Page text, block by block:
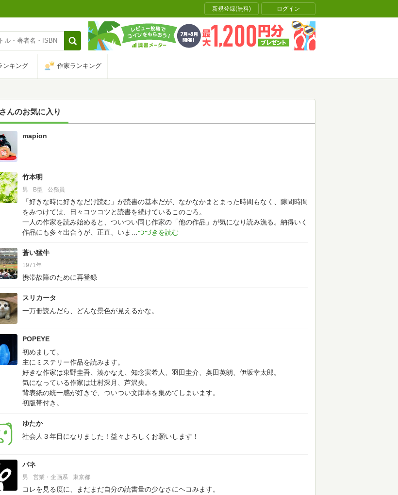
新規登録(無料) ログイン
ンキング 作家ランキング
さんのお気に入り
mapion
竹本明
男 B型 公務員
「好きな時に好きなだけ読む」が読書の基本だが、なかなかまとまった時間もなく、隙間時間
をみつけては、日々コツコツと読書を続けているこのごろ。
一人の作家を読み始めると、ついつい同じ作家の「他の作品」が気になり読み漁る。納得いく
作品にも多々出合うが、正直、いま
蒼い猛牛
1971年
携帯故障のために再登録
スリカータ
一万冊読んだら、どんな景色が見えるかな。
POPEYE
初めまして。
主にミステリー作品を読みます。
好きな作家は東野圭吾、湊かなえ、知念実希人、羽田圭介、奥田英朗、伊坂幸太郎。
気になっている作家は辻村深月、芦沢央。
背表紙の統一感が好きで、ついつい文庫本を集めてしまいます。
初版帯付き。
ゆたか
社会人３年目になりました！益々よろしくお願いします！
バネ
男 営業・企画系 東京都
コレを見る度に、まだまだ自分の読書量の少なさにヘコみます。